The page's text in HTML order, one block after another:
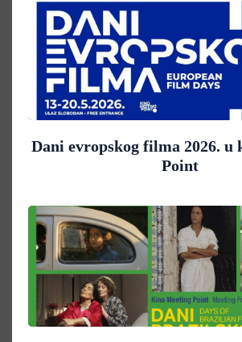
Dani evropskog filma 2026. u
Point